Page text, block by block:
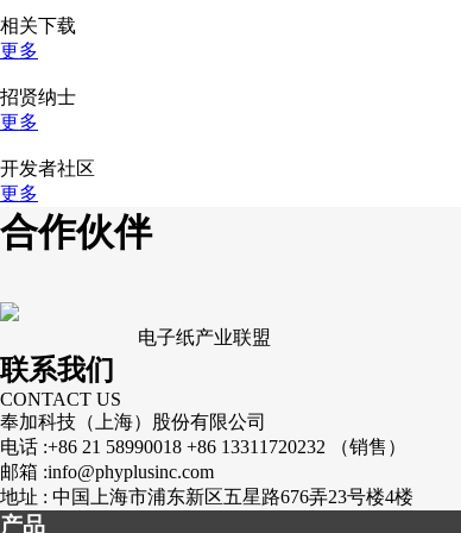
相关下载
更多
招贤纳士
更多
开发者社区
更多
合作伙伴
电子纸产业联盟
联系我们
CONTACT US
奉加科技（上海）股份有限公司
电话 :+86 21 58990018 +86 13311720232 （销售）
邮箱 :info@phyplusinc.com
地址 : 中国上海市浦东新区五星路676弄23号楼4楼
产品